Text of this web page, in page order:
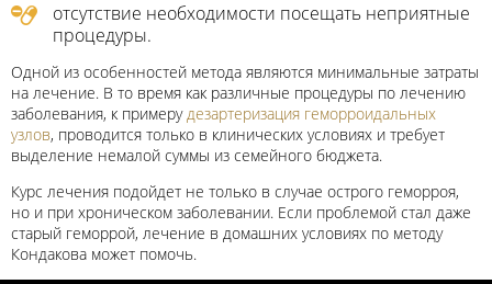
отсутствие необходимости посещать неприятные
процедуры.
Одной из особенностей метода являются минимальные затраты
на лечение. В то время как различные процедуры по лечению
заболевания, к примерудезартеризация геморроидальных
узлов, проводится только в клинических условиях и требует
выделение немалой суммы из семейного бюджета.
Курс лечения подойдет не только в случае острого геморроя,
но и при хроническом заболевании. Если проблемой стал даже
старый геморрой, лечение в домашних условиях по методу
Кондакова может помочь.